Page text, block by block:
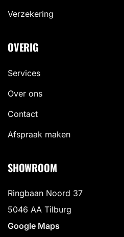
Verzekering
OVERIG
Services
Over ons
Contact
Afspraak maken
SHOWROOM
Ringbaan Noord 37
5046 AA Tilburg
Google Maps